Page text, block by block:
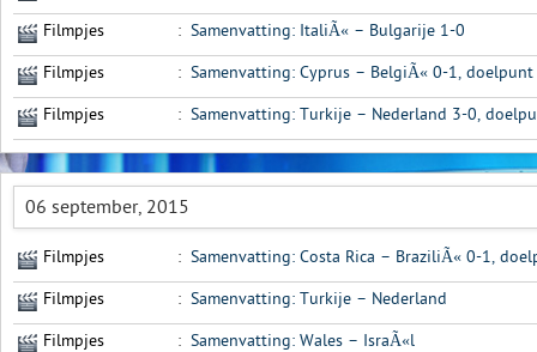
Filmpjes : Samenvatting: ItaliÃ« – Bulgarije 1-0
Filmpjes : Samenvatting: Cyprus – BelgiÃ« 0-1, doelpunt
Filmpjes : Samenvatting: Turkije – Nederland 3-0,
06 september, 2015
Filmpjes : Samenvatting: Costa Rica – BraziliÃ« 0-1,
Filmpjes : Samenvatting: Turkije – Nederland
Filmpjes : Samenvatting: Wales – IsraÃ«l